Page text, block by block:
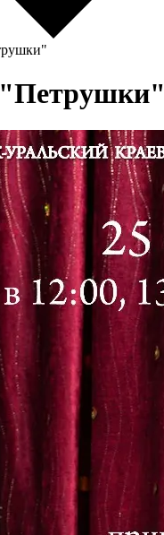
"Петрушки"